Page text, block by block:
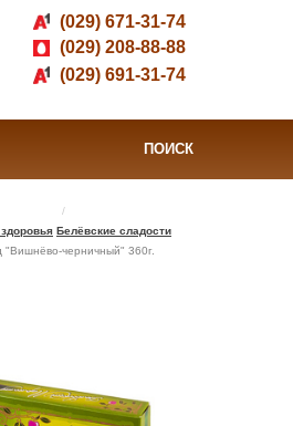
(029) 671-31-74
(029) 208-88-88
(029) 691-31-74
ПОИСК
Белёвские сладости
"Вишнёво-черничный" 360г.